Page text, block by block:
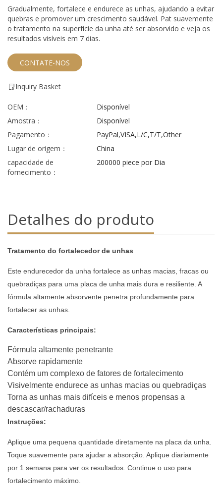
Gradualmente, fortalece e endurece as unhas, ajudando a evitar
quebras e promover um crescimento saudável. Pat suavemente
o tratamento na superfície da unha até ser absorvido e veja os
resultados visíveis em 7 dias.
CONTATE-NOS
Inquiry Basket
OEM：
Disponível
Amostra：
Disponível
Pagamento：
PayPal,VISA,L/C,T/T,Other
Lugar de origem：
China
capacidade de
fornecimento：
200000 piece por Dia
Detalhes do produto
Tratamento do fortalecedor de unhas
Este endurecedor da unha fortalece as unhas macias, fracas ou
quebradiças para uma placa de unha mais dura e resiliente. A
fórmula altamente absorvente penetra profundamente para
fortalecer as unhas.
Características principais:
Fórmula altamente penetrante
Absorve rapidamente
Contém um complexo de fatores de fortalecimento
Visivelmente endurece as unhas macias ou quebradiças
Torna as unhas mais difíceis e menos propensas a
descascar/rachaduras
Instruções:
Aplique uma pequena quantidade diretamente na placa da unha.
Toque suavemente para ajudar a absorção. Aplique diariamente
por 1 semana para ver os resultados. Continue o uso para
fortalecimento máximo.